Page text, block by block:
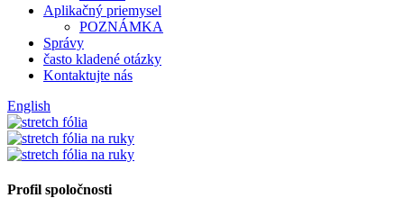
Aplikačný priemysel
POZNÁMKA
Správy
často kladené otázky
Kontaktujte nás
English
Profil spoločnosti